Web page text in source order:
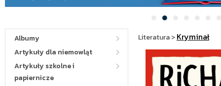
Albumy
Artykuły dla niemowląt
Artykuły szkolne i
papiernicze
Literatura>Kryminał